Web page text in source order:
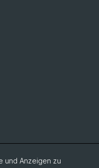
und Anzeigen zu